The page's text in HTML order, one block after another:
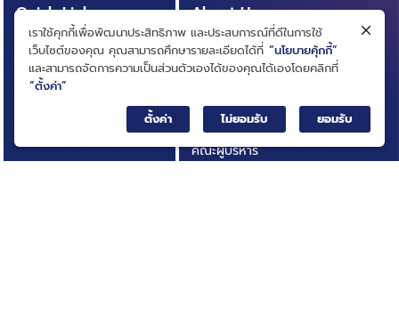
Quick Link
หลักสูตรผู้บริหาร
สารบัญบัญชีธุรกิจ
(BRIDGE)
ประกาศการจัดซื้อจัดจ้าง
About Us
ความเป็นมา
วิสัยทัศน์ ภารกิจ
คณะกรรมการ
คณะผู้บริหาร
เราใช้คุกกี้เพื่อพัฒนาประสิทธิภาพ และประสบการณ์ที่ดีในการใช้
เว็บไซต์ของคุณ คุณสามารถศึกษารายละเอียดได้ที่ “นโยบายคุ้กกี้”
และสามารถจัดการความเป็นส่วนตัวเองได้ของคุณได้เองโดยคลิกที่
“ตั้งค่า”
ตั้งค่า
ไม่ยอมรับ ยอมรับ